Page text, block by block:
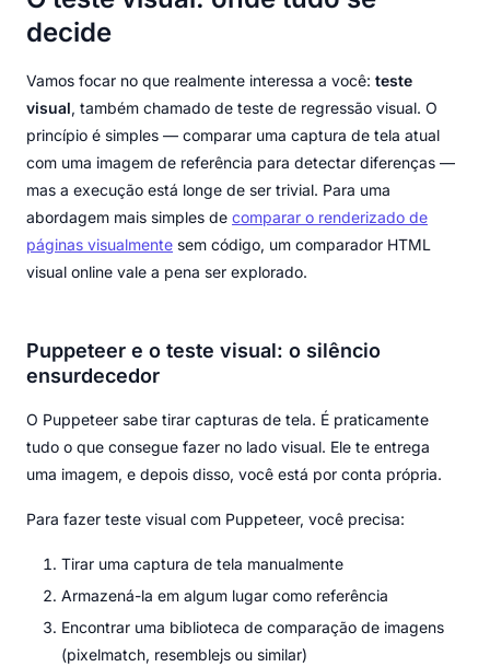
decide
Vamos focar no que realmente interessa a você: teste
visual, também chamado de teste de regressão visual. O
princípio é simples — comparar uma captura de tela atual
com uma imagem de referência para detectar diferenças —
mas a execução está longe de ser trivial. Para uma
abordagem mais simples de comparar o renderizado de
páginas visualmente sem código, um comparador HTML
visual online vale a pena ser explorado.
Puppeteer e o teste visual: o silêncio
ensurdecedor
O Puppeteer sabe tirar capturas de tela. É praticamente
tudo o que consegue fazer no lado visual. Ele te entrega
uma imagem, e depois disso, você está por conta própria.
Para fazer teste visual com Puppeteer, você precisa:
Tirar uma captura de tela manualmente
Armazená-la em algum lugar como referência
Encontrar uma biblioteca de comparação de imagens
(pixelmatch, resemblejs ou similar)